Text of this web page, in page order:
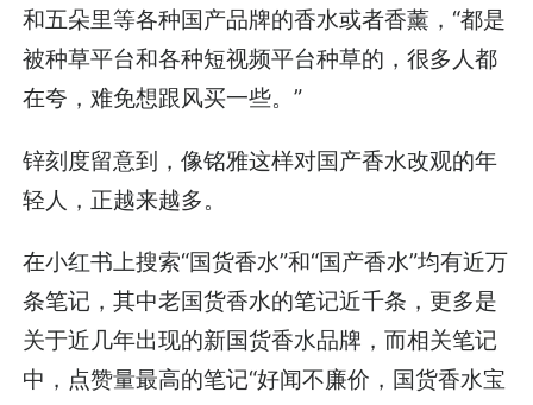
和五朵里等各种国产品牌的香水或者香薰，“都是
被种草平台和各种短视频平台种草的，很多人都
在夸，难免想跟风买一些。”
锌刻度留意到，像铭雅这样对国产香水改观的年
轻人，正越来越多。
在小红书上搜索“国货香水”和“国产香水”均有近万
条笔记，其中老国货香水的笔记近千条，更多是
关于近几年出现的新国货香水品牌，而相关笔记
中，点赞量最高的笔记“好闻不廉价，国货香水宝